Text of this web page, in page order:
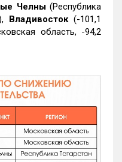
Челны(Республика
Владивосток(-101,1
область, -94,2